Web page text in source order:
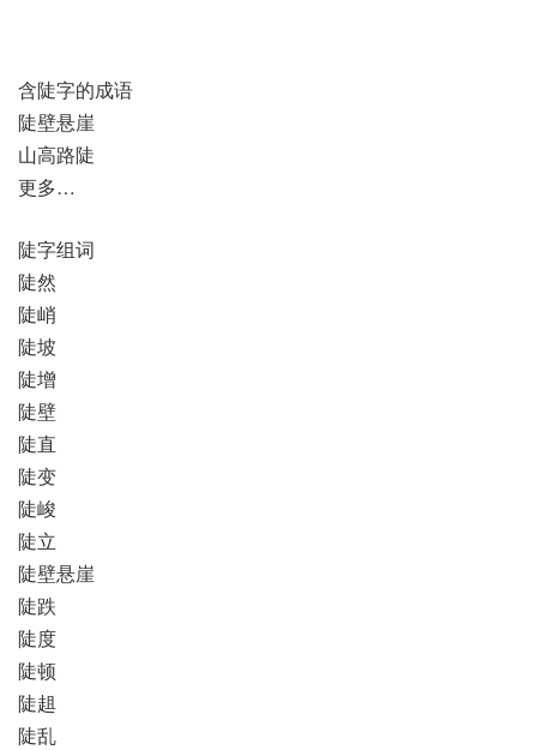
含陡字的成语
陡壁悬崖
山高路陡
更多…
陡字组词
陡然
陡峭
陡坡
陡增
陡壁
陡直
陡变
陡峻
陡立
陡壁悬崖
陡跌
陡度
陡顿
陡趄
陡乱